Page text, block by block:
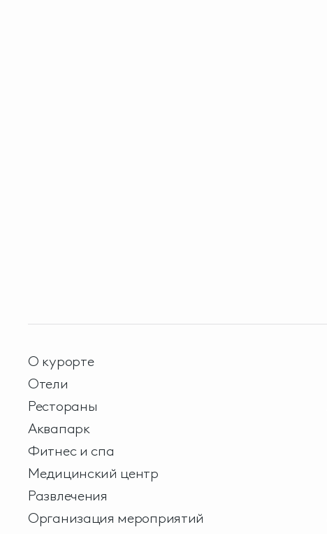
О курорте
Отели
Рестораны
Аквапарк
Фитнес и спа
Медицинский центр
Развлечения
Организация мероприятий